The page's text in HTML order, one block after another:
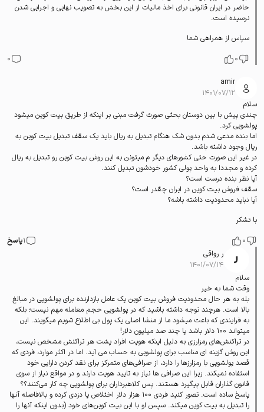
حاضر در ایران قانونی برای اخذ مالیات از این بخش به تصویب نهایی و اجرایی شدن
نرسیده است.
سپاس از همراهی شما
0
0
amir
۱۴۰۱/۰۷/۱۲
سلام
چندی پیش با بین دوستان بحثی صورت گرفت مبنی بر اینکه از طریق بیت کوین میشود
پولشویی کرد.
اما بنده مدعی شدم بدون شک هنگام تبدیل به ریال باید یک سقف تبدیل بیت کوین به
ریال وجود داشته باشد.
در غیر این صورت حتی کشورهای دیگر م میتونن به این روش بیت کوین رو تبدیل به ریال
کرده و مجددا به واحد پولی کشور خودشون تبدیل کنند.
آیا نظر بنده درست است؟
سقف فروش بیت کوین در ایران چقدر است؟
آیا نباید محدودیت داشته باشه؟
با تشکر
0
1پاسخ
ر رواقی
۱۴۰۱/۰۷/۱۴
سلام
وقت شما به خیر
بله به هر حال محدودیت فروش بیت کوین یک عامل بازدارنده برای پولشویی در مبالغ
بالا است. هرچند توجه داشته باشید که در پولشویی حجم معامله مهم نیست؛ بلکه
به فرایندی که باعث میشود ما از منشا اصلی یک پول بی اطلاع شویم میگویند. این
میتواند 100 دلار باشد یا چند صد میلیون دلار!
در تراکنش‌های رمزارزی به دلیل اینکه هویت افراد پشت هر تراکنش مشخص نیست،
این روش گزینه ای مناسب برای پولشویی به حساب می آید. اما در اکثر موارد، فردی که
قصد پولشویی با رمزارزها را دارد، از صرافی‌های متمرکز برای نقد کردن دارایی خود
استفاده نمیکند. زیرا این صرافی ها نیاز به تایید هویت دارند و در مواقع نیاز از سوی
قانون گذاران قابل پیگیرد هستند. پس کلاهبرداران برای پولشویی چه کار می‌کنند؟؟
پاسخ ساده است. تصور کنید فردی 100 هزار دلار اختلاص یا دزدی کرده و بالافاصله آنها
را تبدیل به بیت کوین میکند. سپس او با این بیت کوین‌های خود (بدون اینکه آنها را